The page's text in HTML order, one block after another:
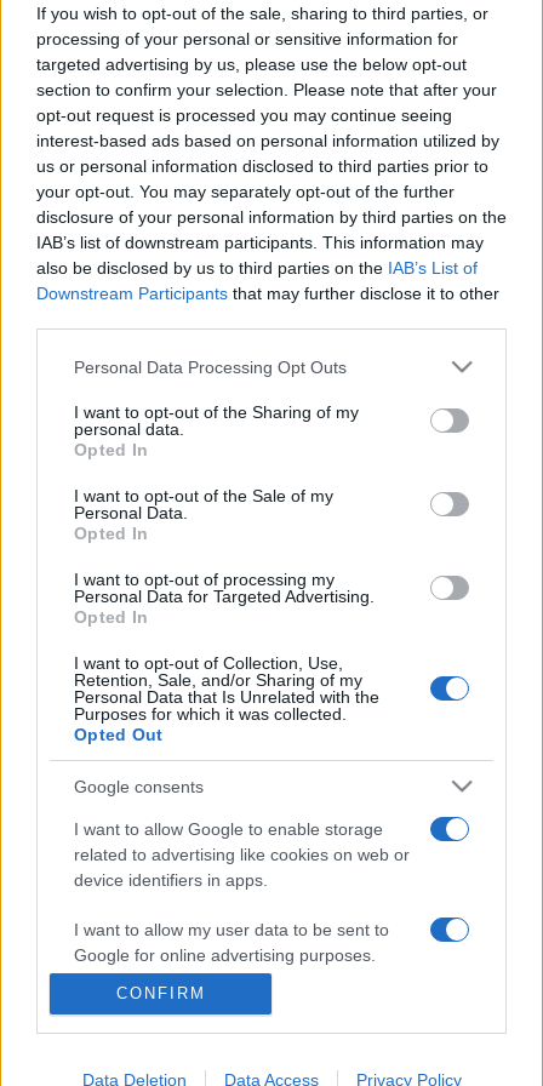
If you wish to opt-out of the sale, sharing to third parties, or
processing of your personal or sensitive information for
targeted advertising by us, please use the below opt-out
section to confirm your selection. Please note that after your
opt-out request is processed you may continue seeing
interest-based ads based on personal information utilized by
us or personal information disclosed to third parties prior to
your opt-out. You may separately opt-out of the further
disclosure of your personal information by third parties on the
IAB’s list of downstream participants. This information may
also be disclosed by us to third parties on the IAB’s List of
Downstream Participants that may further disclose it to other
Please note that this website/app uses one or more Google
not limited to your visit or usage behaviour. You may click to
grant or deny consent to Google and its third-party tags to
use your data for below specified purposes in below Google
consent section.
Personal Data Processing Opt Outs
I want to opt-out of the Sharing of my
personal data.
Opted In
I want to opt-out of the Sale of my
Personal Data.
Opted In
I want to opt-out of processing my
Personal Data for Targeted Advertising.
Opted In
I want to opt-out of Collection, Use,
Retention, Sale, and/or Sharing of my
Personal Data that Is Unrelated with the
Purposes for which it was collected.
Opted Out
Google consents
I want to allow Google to enable storage
related to advertising like cookies on web or
device identifiers in apps.
I want to allow my user data to be sent to
Google for online advertising purposes.
I want to allow Google to send me
personalized advertising.
I want to allow Google to enable storage
CONFIRM
Data Deletion Data Access Privacy Policy
Az eredeti kiírástól eltérően nem hatan, hanem tízen kaptak
jutalmat, mivel a pályamunkák mind számbelileg, mind
színvonalukban felülmúltak minden várakozást Százezer
forintos különdíjat Czegő Zoltán, Tar Károly és Kabdebó
Tamás kapott. 1666 dolláros különdíjban négyen
részesültek: Bencze Erika, Halász Margit, Siklósi Horváth
Klára és Ircsik Vilmos.
Böszörményi Zoltánnak, a volt üzletembernek, az Irodalmi
Jelen kiadójának nem ez az első nagyvonalú mecénási
tevékenysége. A közelmúltban novella- és riportpályázatot
is hirdetett, majd 2003-ban könyvkiadót alapított Aradon,
irodalomnak.
A regénypályázatra a világ minden tájáról érkeztek művek,
Erdélytől Szerbiáig, az USA-tól Svájcig, Írországtól Ukrajnáig,
A Nyugati téri könyvesházban tartott díjátadáson
Györgyről is megemlékeztek a jelenlévők. A költő az
Irodalmi Jelen főmunkatársa volt.